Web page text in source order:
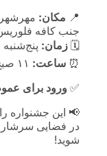
📍 مکان:
جنب کافه
🗓 زمان: پنج‌شنبه و
⏰ ساعت:
✅ ورود برای
📢 این جشنواره
در فضایی سرشار
شوید!